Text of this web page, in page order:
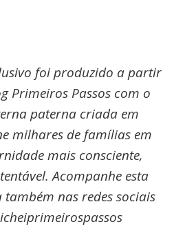
foi produzido a partir
Primeiros Passos com o
paterna criada em
milhares de famílias em
mais consciente,
Acompanhe esta
nas redes sociais